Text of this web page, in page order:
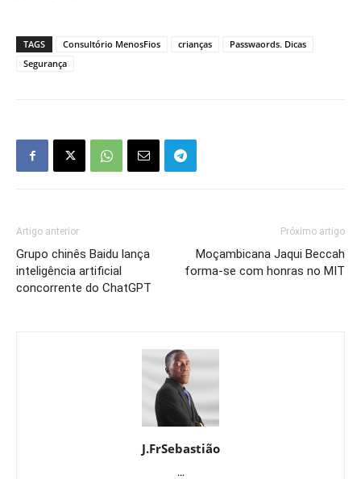
TAGS Consultório MenosFios crianças
Passwaords. Dicas
Segurança
Artigo anterior
Grupo chinês Baidu lança
inteligência artificial
concorrente do ChatGPT
Próximo artigo
Moçambicana Jaqui Beccah
forma-se com honras no MIT
J.FrSebastião
...